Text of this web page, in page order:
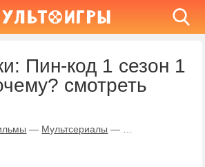
Пин-код 1 сезон 1
смотреть
— Мультсериалы —